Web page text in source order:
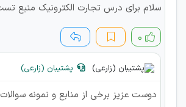
سلام برای درس تجارت الکترونیک منبع
۰
پشتیبان (زارعی)
دوست عزیز برخی از منابع و نمونه سوالات